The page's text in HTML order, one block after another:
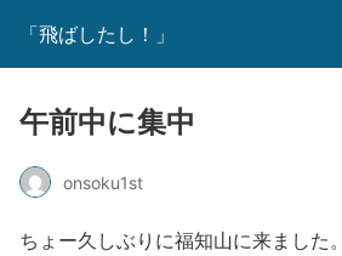
「飛ばしたし！」
午前中に集中
onsoku1st
ちょー久しぶりに福知山に来ました。